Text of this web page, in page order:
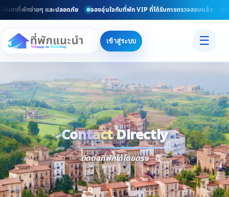
าที่พักง่ายๆ และปลอดภัย จองอุ่นใจกับที่พัก VIP ที่ได้รับการตรวจสอบแล้ว
เข้าสู่ระบบ ☰
Contact Directly
Contact
ติดต่อที่พักได้โดยตรง